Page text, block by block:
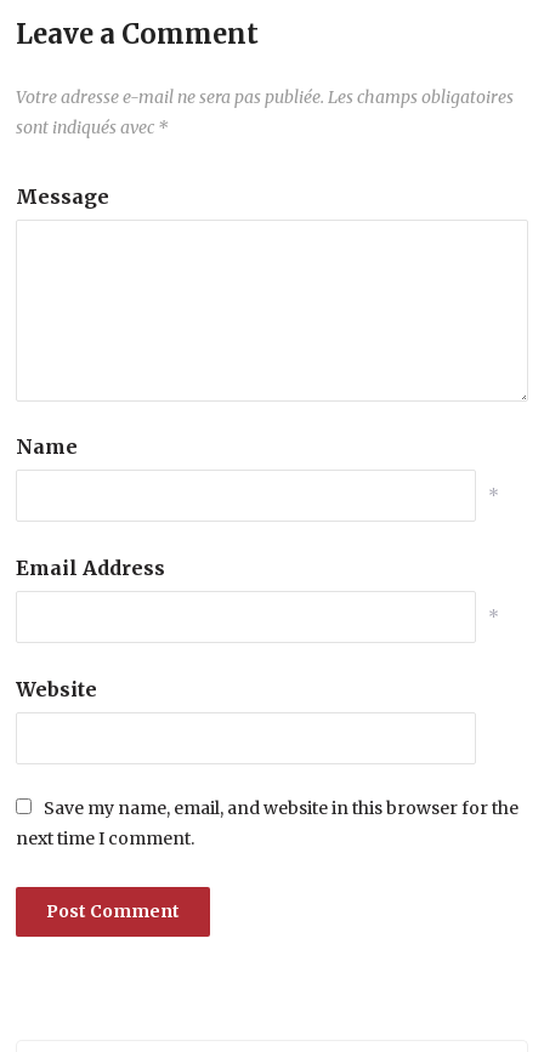
Leave a Comment
Votre adresse e-mail ne sera pas publiée. Les champs obligatoires
sont indiqués avec *
Message
Name
*
Email Address
*
Website
Save my name, email, and website in this browser for the
next time I comment.